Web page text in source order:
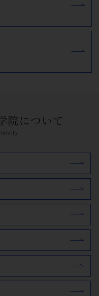
院について